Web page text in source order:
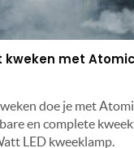
kweken met
doe je met
en complete
LED kweeklamp.